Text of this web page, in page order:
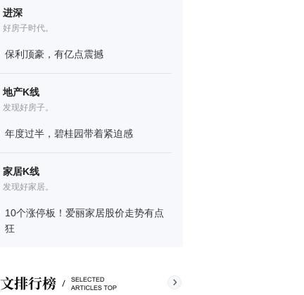
进深
好房子时代。
保利顶豪，有亿点震撼
地产K线
发现好房子。
年度过半，碧桂园带着紧迫感
家居K线
发现好家居。
10个涨停板！爱丽家居股价走势有点
狂